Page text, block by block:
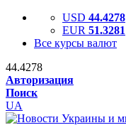
USD 44.4278
EUR 51.3281
Все курсы валют
44.4278
Авторизация
Поиск
UA